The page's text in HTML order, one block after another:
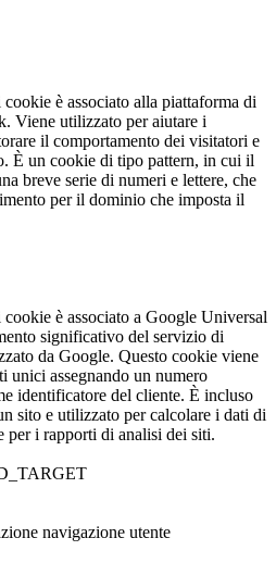
è associato alla piattaforma di
Viene utilizzato per aiutare i
il comportamento dei visitatori e
È un cookie di tipo pattern, in cui il
breve serie di numeri e lettere, che
per il dominio che imposta il
è associato a Google Universal
significativo del servizio di
da Google. Questo cookie viene
unici assegnando un numero
identificatore del cliente. È incluso
sito e utilizzato per calcolare i dati di
per i rapporti di analisi dei siti.
navigazione utente